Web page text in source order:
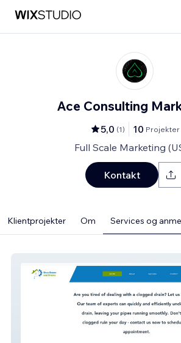
Ace Consulting
5,0 (1) 10 Projekter
Full Scale Marketing
Kontakt
Klientprojekter Om Services og